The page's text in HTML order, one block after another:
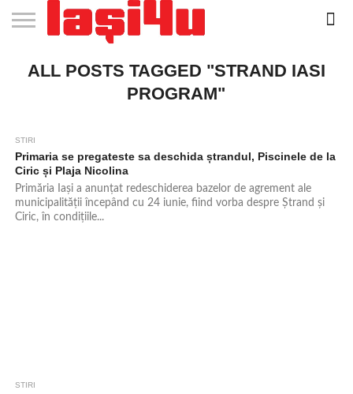
STIRI
APARTAMENTE
NOI IASI
STIRI
IASI
JOBS
IN
FILME
LA
CLUBURI /
DISCOTECI
BARURI /
CAFENELE
SALI DE
FORTA
SALOANE DE
INFRUMUSETARE
AGENTII
DE
RESTAURANTE
IN IASI
PIZZA
IN
PISCINA
IN IASI
FLORARII
RADIO
LIVE
SPALATORII
AUTO
TRACTARI
AUTO
TAXI
IN
CINEMA
TEATRU
HOTELURI
TEREN
SPORTIV
TEREN
TENIS
FARMACII
NON
COFFEE-
TO-GO
FIRME DE
PUBLICITATE
RENT
A
ALL POSTS TAGGED "STRAND IASI
PROGRAM"
STIRI
Primaria se pregateste sa deschida ștrandul, Piscinele de la
Ciric și Plaja Nicolina
Primăria Iași a anunțat redeschiderea bazelor de agrement ale
municipalității începând cu 24 iunie, fiind vorba despre Ștrand și
Ciric, în condițiile...
STIRI